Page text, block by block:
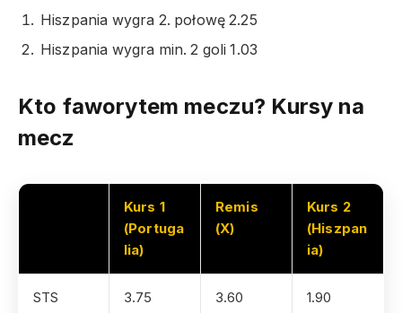
Hiszpania wygra 2. połowę 2.25
Hiszpania wygra min. 2 goli 1.03
Kto faworytem meczu? Kursy na
mecz
Kurs 1
(Portuga
lia)
Remis
(X)
Kurs 2
(Hiszpan
ia)
STS 3.75 3.60 1.90